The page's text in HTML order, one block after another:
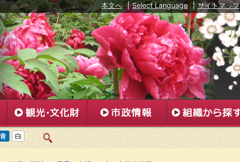
本文へ | Select Language | サイトマップ